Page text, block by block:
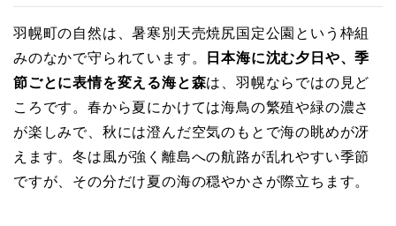
羽幌町の自然は、暑寒別天売焼尻国定公園という枠組
みのなかで守られています。
日本海に沈む夕日や、季
節ごとに表情を変える海と森は、羽幌ならではの見ど
ころです。春から夏にかけては海鳥の繁殖や緑の濃さ
が楽しみで、秋には澄んだ空気のもとで海の眺めが冴
えます。冬は風が強く離島への航路が乱れやすい季節
ですが、その分だけ夏の海の穏やかさが際立ちます。